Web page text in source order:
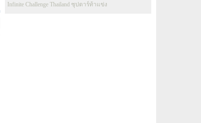
Infinite Challenge Thailand ซุปตาร์ท้าแข่ง